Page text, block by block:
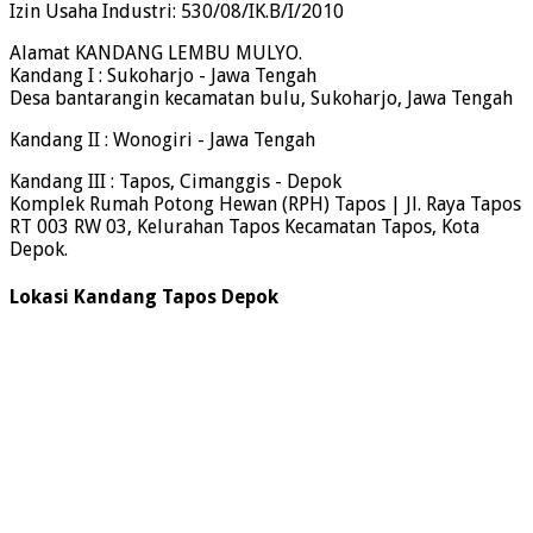
Izin Usaha Industri: 530/08/IK.B/I/2010
Alamat KANDANG LEMBU MULYO.
Kandang I : Sukoharjo - Jawa Tengah
Desa bantarangin kecamatan bulu, Sukoharjo, Jawa Tengah
Kandang II : Wonogiri - Jawa Tengah
Kandang III : Tapos, Cimanggis - Depok
Komplek Rumah Potong Hewan (RPH) Tapos | Jl. Raya Tapos
RT 003 RW 03, Kelurahan Tapos Kecamatan Tapos, Kota
Depok.
Lokasi Kandang Tapos Depok